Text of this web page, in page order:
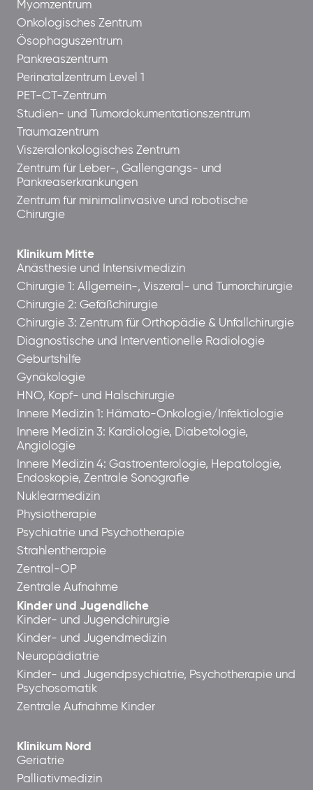
Myomzentrum
Onkologisches Zentrum
Ösophaguszentrum
Pankreaszentrum
Perinatalzentrum Level 1
PET-CT-Zentrum
Studien- und Tumordokumentationszentrum
Traumazentrum
Viszeralonkologisches Zentrum
Zentrum für Leber-, Gallengangs- und
Pankreaserkrankungen
Zentrum für minimalinvasive und robotische
Chirurgie
Klinikum Mitte
Anästhesie und Intensivmedizin
Chirurgie 1: Allgemein-, Viszeral- und Tumorchirurgie
Chirurgie 2: Gefäßchirurgie
Chirurgie 3: Zentrum für Orthopädie & Unfallchirurgie
Diagnostische und Interventionelle Radiologie
Geburtshilfe
Gynäkologie
HNO, Kopf- und Halschirurgie
Innere Medizin 1: Hämato-Onkologie/Infektiologie
Innere Medizin 3: Kardiologie, Diabetologie,
Angiologie
Innere Medizin 4: Gastroenterologie, Hepatologie,
Endoskopie, Zentrale Sonografie
Nuklearmedizin
Physiotherapie
Psychiatrie und Psychotherapie
Strahlentherapie
Zentral-OP
Zentrale Aufnahme
Kinder und Jugendliche
Kinder- und Jugendchirurgie
Kinder- und Jugendmedizin
Neuropädiatrie
Kinder- und Jugendpsychiatrie, Psychotherapie und
Psychosomatik
Zentrale Aufnahme Kinder
Klinikum Nord
Geriatrie
Palliativmedizin